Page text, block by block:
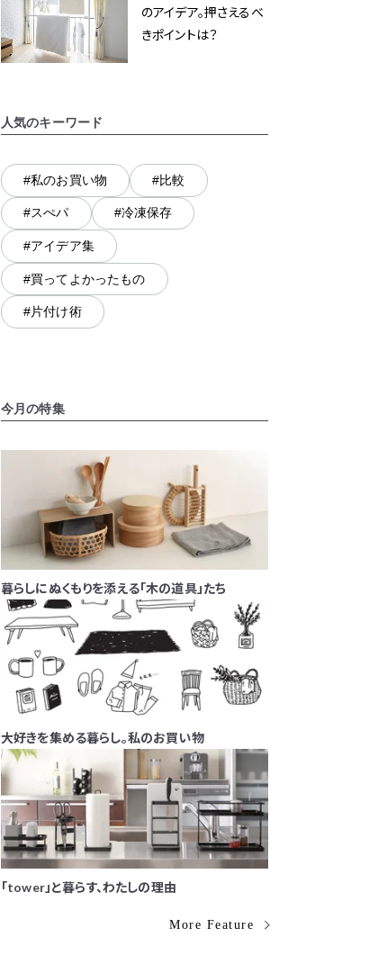
のアイデア。押さえるべ
きポイントは？
人気のキーワード
#私のお買い物 #比較
#スぺパ #冷凍保存
#アイデア集
#買ってよかったもの
#片付け術
今月の特集
暮らしにぬくもりを添える「木の道具」たち
大好きを集める暮らし。私のお買い物
「tower」と暮らす、わたしの理由
More Feature